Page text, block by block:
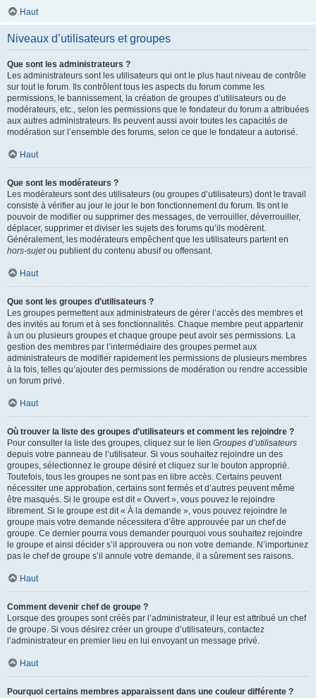
Haut
Niveaux d’utilisateurs et groupes
Que sont les administrateurs ?
Les administrateurs sont les utilisateurs qui ont le plus haut niveau de contrôle
sur tout le forum. Ils contrôlent tous les aspects du forum comme les
permissions, le bannissement, la création de groupes d’utilisateurs ou de
modérateurs, etc., selon les permissions que le fondateur du forum a attribuées
aux autres administrateurs. Ils peuvent aussi avoir toutes les capacités de
modération sur l’ensemble des forums, selon ce que le fondateur a autorisé.
Haut
Que sont les modérateurs ?
Les modérateurs sont des utilisateurs (ou groupes d’utilisateurs) dont le travail
consiste à vérifier au jour le jour le bon fonctionnement du forum. Ils ont le
pouvoir de modifier ou supprimer des messages, de verrouiller, déverrouiller,
déplacer, supprimer et diviser les sujets des forums qu’ils modèrent.
Généralement, les modérateurs empêchent que les utilisateurs partent en
hors-sujetou publient du contenu abusif ou offensant.
Haut
Que sont les groupes d’utilisateurs ?
Les groupes permettent aux administrateurs de gérer l’accès des membres et
des invités au forum et à ses fonctionnalités. Chaque membre peut appartenir
à un ou plusieurs groupes et chaque groupe peut avoir ses permissions. La
gestion des membres par l’intermédiaire des groupes permet aux
administrateurs de modifier rapidement les permissions de plusieurs membres
à la fois, telles qu’ajouter des permissions de modération ou rendre accessible
un forum privé.
Haut
Où trouver la liste des groupes d’utilisateurs et comment les rejoindre ?
Pour consulter la liste des groupes, cliquez sur le lien Groupes d’utilisateurs
depuis votre panneau de l’utilisateur. Si vous souhaitez rejoindre un des
groupes, sélectionnez le groupe désiré et cliquez sur le bouton approprié.
Toutefois, tous les groupes ne sont pas en libre accès. Certains peuvent
nécessiter une approbation, certains sont fermés et d’autres peuvent même
être masqués. Si le groupe est dit « Ouvert », vous pouvez le rejoindre
librement. Si le groupe est dit « À la demande », vous pouvez rejoindre le
groupe mais votre demande nécessitera d’être approuvée par un chef de
groupe. Ce dernier pourra vous demander pourquoi vous souhaitez rejoindre
le groupe et ainsi décider s’il approuvera ou non votre demande. N’importunez
pas le chef de groupe s’il annule votre demande, il a sûrement ses raisons.
Haut
Comment devenir chef de groupe ?
Lorsque des groupes sont créés par l’administrateur, il leur est attribué un chef
de groupe. Si vous désirez créer un groupe d’utilisateurs, contactez
l’administrateur en premier lieu en lui envoyant un message privé.
Haut
Pourquoi certains membres apparaissent dans une couleur différente ?